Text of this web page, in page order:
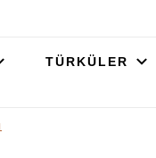
TÜRKÜLER